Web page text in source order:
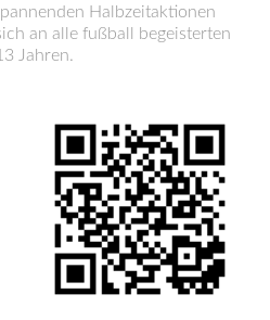
Halbzeitaktionen
an alle fußball begeisterten
Jahren.